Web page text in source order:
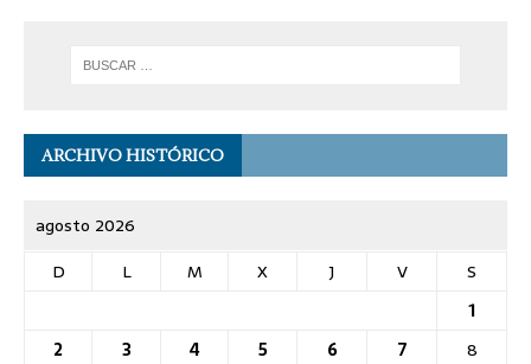
ARCHIVO HISTÓRICO
agosto 2026
D
L M X J V
S
1
2
3 4 5 6 7
8